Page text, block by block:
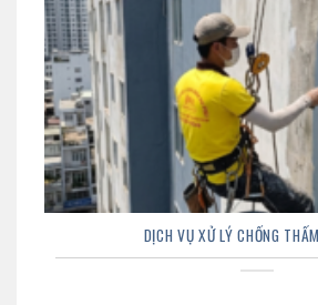
DỊCH VỤ XỬ LÝ CHỐNG